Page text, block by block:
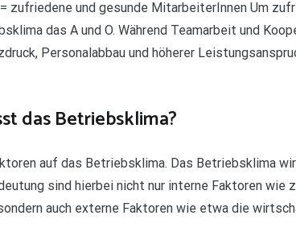
zufriedene und gesunde MitarbeiterInnen Um
das A und O. Während Teamarbeit und
Personalabbau und höherer
das Betriebsklima?
auf das Betriebsklima. Das Betriebsklima
sind hierbei nicht nur interne Faktoren
auch externe Faktoren wie etwa die